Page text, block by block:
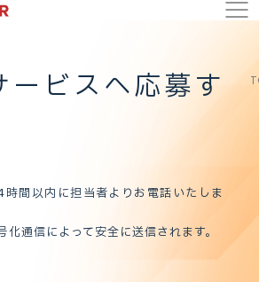
ービスへ応募す
間以内に担当者よりお電話いたしま
通信によって安全に送信されます。